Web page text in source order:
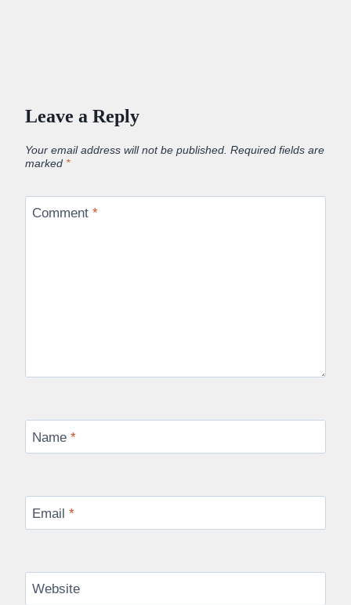
Leave a Reply
Your email address will not be published. Required fields are
marked *
Comment *
Name *
Email *
Website